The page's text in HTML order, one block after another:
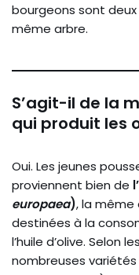
bourgeons sont
même arbre.
S’agit-il de la
qui produit les
Oui. Les jeunes
proviennent bien de
europaea), la même
destinées à la
l’huile d’olive. Selon
nombreuses variétés